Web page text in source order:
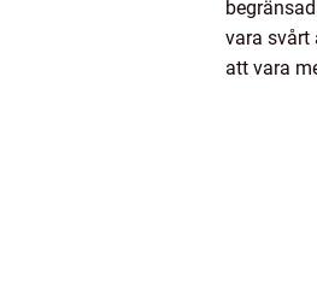
vara svårt
att vara